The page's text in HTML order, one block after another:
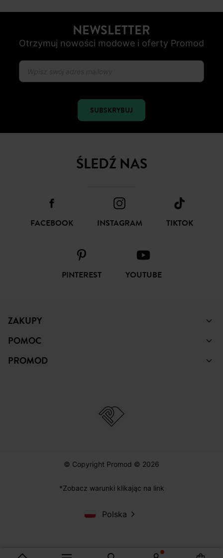
NEWSLETTER
Otrzymuj nowości modowe i oferty Promod
SUBSKRYBUJ
ŚLEDŹ NAS
FACEBOOK INSTAGRAM TIKTOK
PINTEREST YOUTUBE
ZAKUPY
POMOC
PROMOD
© Copyright Promod © 2026
*Zobacz warunki klikając na link
Polska